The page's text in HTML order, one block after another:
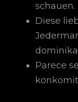
schauen.
Diese
Parece